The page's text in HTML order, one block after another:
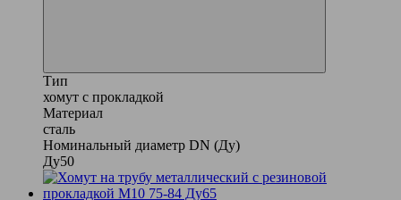
Тип
хомут с прокладкой
Материал
сталь
Номинальный диаметр DN (Ду)
Ду50